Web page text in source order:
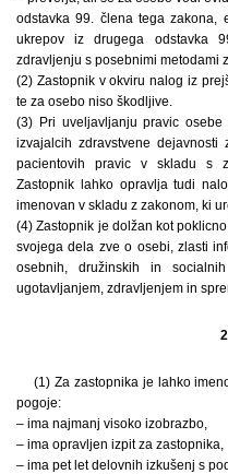
odstavka 99. člena tega zakona,
ukrepov iz drugega odstavka
zdravljenju s posebnimi metodami
(2) Zastopnik v okviru nalog iz
te za osebo niso škodljive.
(3) Pri uveljavljanju pravic osebe
izvajalcih zdravstvene dejavnosti
pacientovih pravic v skladu s
Zastopnik lahko opravlja tudi
imenovan v skladu z zakonom, ki
(4) Zastopnik je dolžan kot
svojega dela zve o osebi, zlasti
osebnih, družinskih in
ugotavljanjem, zdravljenjem in
(1) Za zastopnika je lahko
pogoje:
– ima najmanj visoko izobrazbo,
– ima opravljen izpit za zastopnika,
– ima pet let delovnih izkušenj s